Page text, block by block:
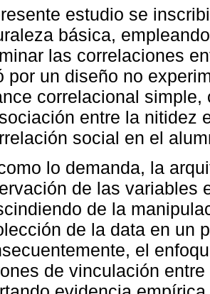
estudio se
básica,
las correlaciones
por un diseño no
correlacional
entre la nitidez
social en el
lo demanda, la
de las variables
de la
de la data en un
el
de vinculación